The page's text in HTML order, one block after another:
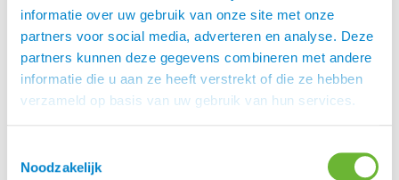
informatie over uw gebruik van onze site met onze
partners voor social media, adverteren en analyse. Deze
partners kunnen deze gegevens combineren met andere
informatie die u aan ze heeft verstrekt of die ze hebben
verzameld op basis van uw gebruik van hun services.
Noodzakelijk
vooruitstrevende concepten en uiteindelijk een
zeer bruikbaar eindproduct. Het is het streven om
de paardenliefhebber altijd toegang te geven tot
de meest recente ontwikkelingen op het gebied
van materiaal, veiligheid, pasvorm en functie. De
producten zijn constant aan veranderingen
wordende eisen en de hoge verwachtingen van de